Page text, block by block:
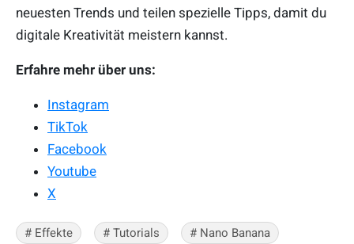
neuesten Trends und teilen spezielle Tipps, damit du
digitale Kreativität meistern kannst.
Erfahre mehr über uns:
Instagram
TikTok
Facebook
Youtube
X
# Effekte # Tutorials # Nano Banana